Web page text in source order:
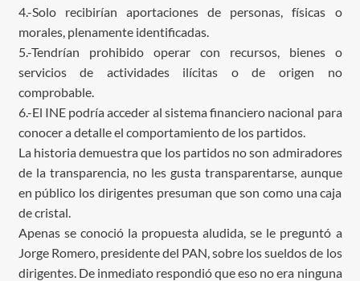
4.-Solo recibirían aportaciones de personas, físicas o
morales, plenamente identificadas.
5.-Tendrían prohibido operar con recursos, bienes o
servicios de actividades ilícitas o de origen no
comprobable.
6.-El INE podría acceder al sistema financiero nacional para
conocer a detalle el comportamiento de los partidos.
La historia demuestra que los partidos no son admiradores
de la transparencia, no les gusta transparentarse, aunque
en público los dirigentes presuman que son como una caja
de cristal.
Apenas se conoció la propuesta aludida, se le preguntó a
Jorge Romero, presidente del PAN, sobre los sueldos de los
dirigentes. De inmediato respondió que eso no era ninguna